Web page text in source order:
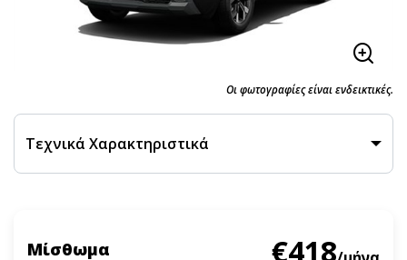
Οι φωτογραφίες είναι ενδεικτικές.
Τεχνικά Χαρακτηριστικά
Μίσθωμα €418